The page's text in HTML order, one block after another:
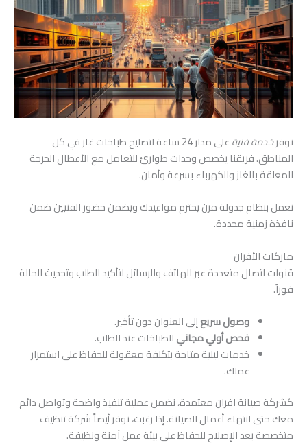
نوفرخدمة فنية
على مدار 24 ساعة لتصليح طباخات غاز في كل
المناطق. فريقنا يخصص وحدات طوارئ للتعامل مع الأعطال الحرجة
المعلقة بالغاز والكهرباء بسرعة وأمان.
نعمل بنظام جدولة مرن يحترم مواعيدك ويضمن حضور الفنيين ضمن
نافذة زمنية محددة.
ماركات الأفران
قنوات اتصال متعددة عبر الهاتف والرسائل لتأكيد الطلب وتحديث الحالة
فوراً.
وصول سريعإلى العنوان دون تأخير.
فحص أولي مجانيللطباخات عند الطلب.
خدمات ليلية متاحة بتكلفة معقولة للحفاظ على استمرار
عملك.
كشركة صيانة افران معتمدة، نضمن عملية تنفيذ واضحة وتواصل دائم
معك حتى انتهاء أعمال الصيانة. إذا رغبت، نوفر أيضاً شركة تنظيف
متخصصة بعد الإصلاح للحفاظ على بيئة عمل آمنة ونظيفة.